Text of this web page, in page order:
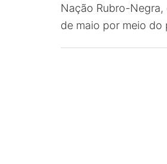
Nação Rubro-
de maio por meio do